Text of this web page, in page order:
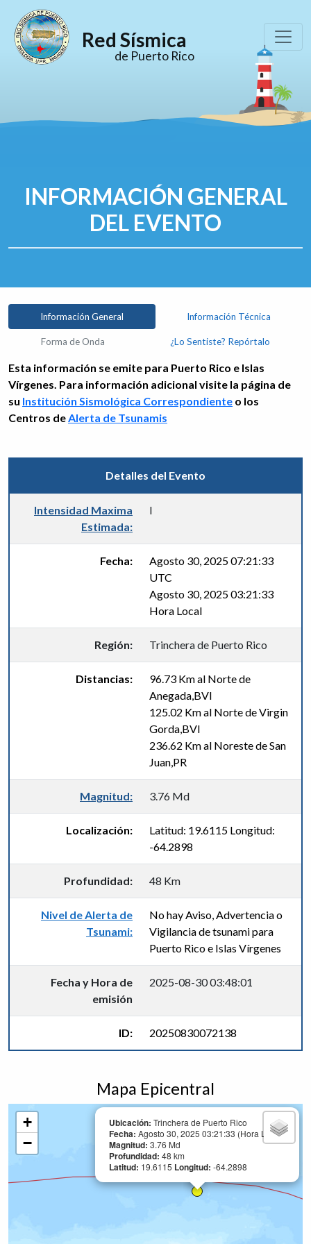
Red Sísmica
de Puerto Rico
INFORMACIÓN GENERAL
DEL EVENTO
Información General Información Técnica
Forma de Onda ¿Lo Sentiste? Repórtalo
Esta información se emite para Puerto Rico e Islas
Vírgenes. Para información adicional visite la página de
su Institución Sismológica Correspondiente o los
Centros deAlerta de Tsunamis
Detalles del Evento
Intensidad Maxima
Estimada:
I
Fecha:
Agosto 30, 2025 07:21:33
UTC
Agosto 30, 2025 03:21:33
Hora Local
Región: Trinchera de Puerto Rico
Distancias:
96.73 Km al Norte de
Anegada,BVI
125.02 Km al Norte de Virgin
Gorda,BVI
236.62 Km al Noreste de San
Juan,PR
Magnitud: 3.76 Md
Localización:
Latitud: 19.6115 Longitud:
-64.2898
Profundidad: 48 Km
Nivel de Alerta de
Tsunami:
No hay Aviso, Advertencia o
Vigilancia de tsunami para
Puerto Rico e Islas Vírgenes
Fecha y Hora de
emisión
2025-08-30 03:48:01
ID: 20250830072138
Mapa Epicentral
Ubicación: Trinchera de Puerto Rico
Fecha: Agosto 30, 2025 03:21:33 (Hora Local)
Magnitud: 3.76 Md
Profundidad: 48 km
Latitud: 19.6115 Longitud: -64.2898
+
−